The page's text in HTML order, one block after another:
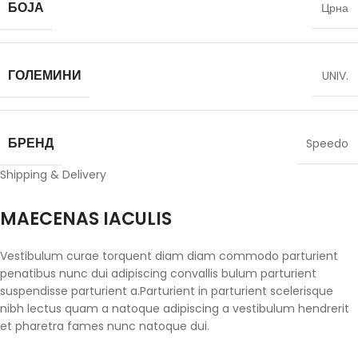
БОЈА Црна
ГОЛЕМИНИ UNIV.
БРЕНД
Speedo
Shipping & Delivery
MAECENAS IACULIS
Vestibulum curae torquent diam diam commodo parturient
penatibus nunc dui adipiscing convallis bulum parturient
suspendisse parturient a.Parturient in parturient scelerisque
nibh lectus quam a natoque adipiscing a vestibulum hendrerit
et pharetra fames nunc natoque dui.